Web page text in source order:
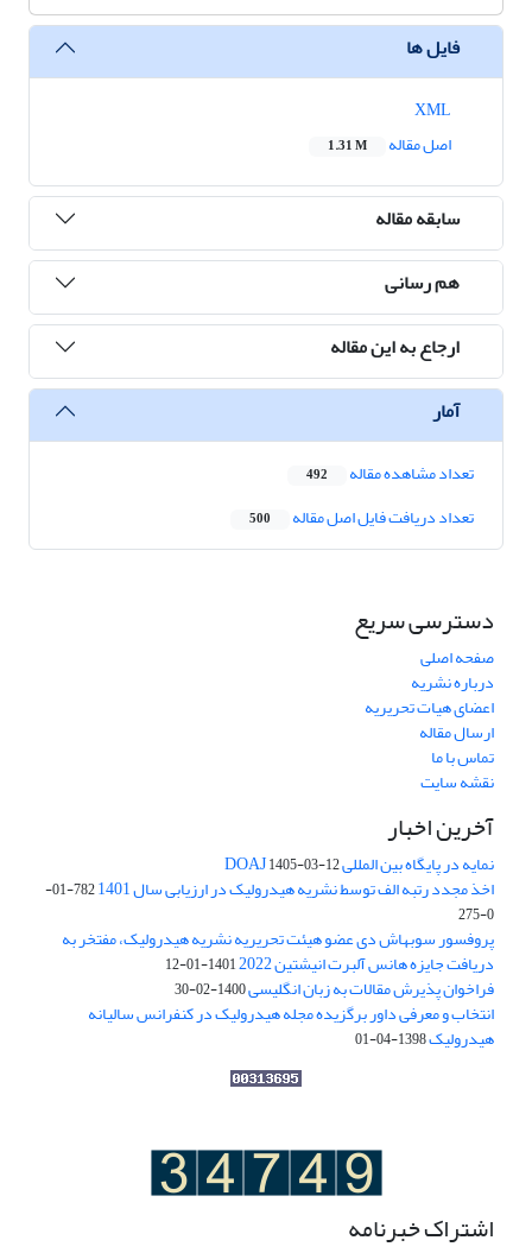
فایل ها
اصل مقاله
1.31 M
سابقه مقاله
هم رسانی
ارجاع به این مقاله
آمار
تعداد مشاهده مقاله 492
تعداد دریافت فایل اصل مقاله 500
دسترسی سریع
صفحه اصلی
درباره نشریه
اعضای هیات تحریریه
ارسال مقاله
تماس با ما
نقشه سایت
آخرین اخبار
نمایه در پایگاه بین المللی DOAJ1405-03-12
اخذ مجدد رتبه الف توسط نشریه هیدرولیک در ارزیابی سال 1401
782-01-
0-275
پروفسور سوبهاش دی عضو هیئت تحریریه نشریه هیدرولیک، مفتخر به
دریافت جایزه هانس آلبرت انیشتین 2022 1401-01-12
فراخوان پذیرش مقالات به زبان انگلیسی1400-02-30
انتخاب و معرفی داور برگزیده مجله هیدرولیک در کنفرانس سالیانه
هیدرولیک1398-04-01
اشتراک خبرنامه